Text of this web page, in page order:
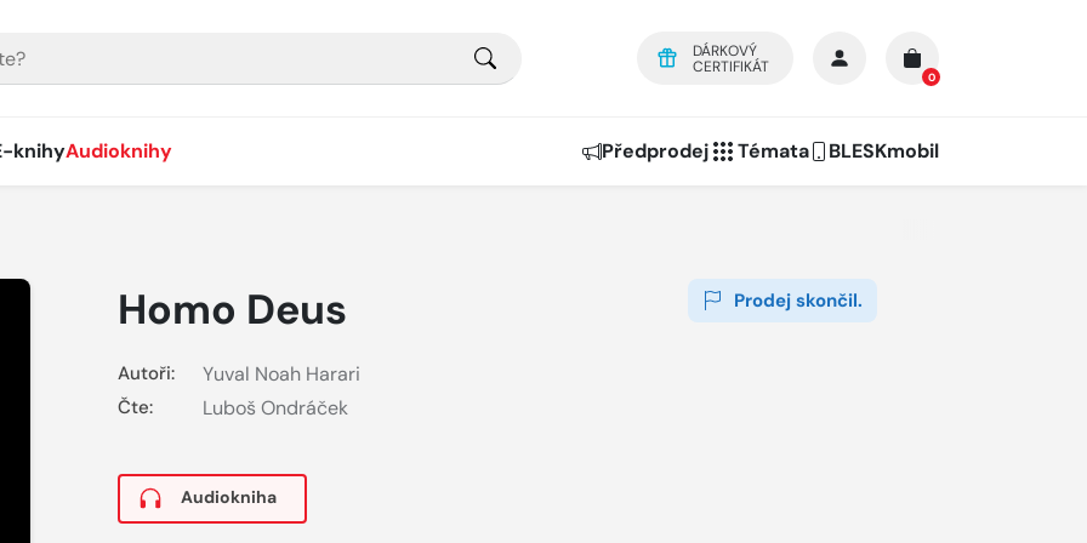
DÁRKOVÝ
CERTIFIKÁT
0
knihyAudioknihy Předprodej Témata BLESKmobil
Homo Deus
Autoři: Yuval Noah Harari
Čte: Luboš Ondráček
Audiokniha
Prodej skončil.